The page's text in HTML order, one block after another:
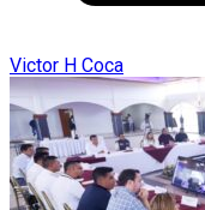
Victor H Coca